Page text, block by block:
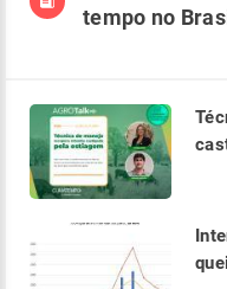
tempo no